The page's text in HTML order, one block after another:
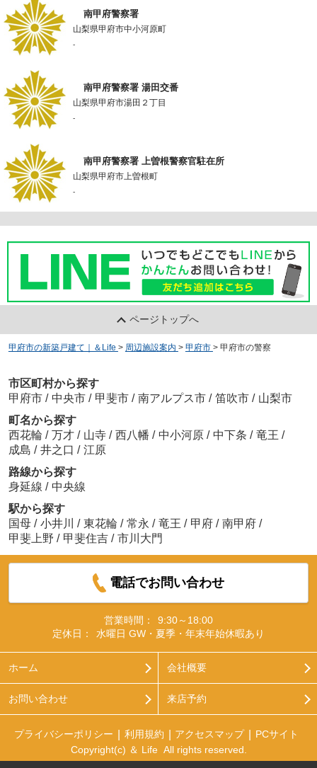
南甲府警察署
山梨県甲府市中小河原町
-
南甲府警察署 湯田交番
山梨県甲府市湯田２丁目
-
南甲府警察署 上曽根警察官駐在所
山梨県甲府市上曽根町
-
ページトップへ
甲府市の新築戸建て｜＆Life > 周辺施設案内 > 甲府市 > 甲府市の警察
市区町村から探す
甲府市 / 中央市 / 甲斐市 / 南アルプス市 / 笛吹市 / 山梨市
町名から探す
西花輪 / 万才 / 山寺 / 西八幡 / 中小河原 / 中下条 / 竜王 /
成島 / 井之口 / 江原
路線から探す
身延線 / 中央線
駅から探す
国母 / 小井川 / 東花輪 / 常永 / 竜王 / 甲府 / 南甲府 /
甲斐上野 / 甲斐住吉 / 市川大門
電話でお問い合わせ
営業時間：
9:30～18:00
定休日：
水曜日 GW・夏季・年末年始休暇あり
ホーム 会社概要
お問い合わせ 来店予約
プライバシーポリシー 利用規約 アクセスマップ
PCサイト
Copyright(c) ＆ Life All rights reserved.